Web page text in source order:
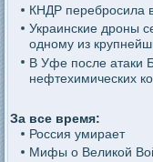
КНДР перебросила
Украинские дроны
одному из
В Уфе после атаки
нефтехимических
За все время:
Россия умирает
Мифы о Великой